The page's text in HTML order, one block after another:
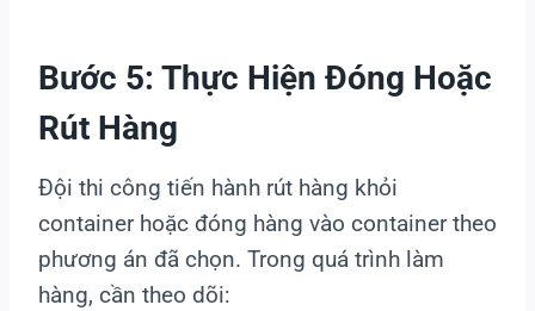
Bước 5: Thực Hiện Đóng Hoặc
Rút Hàng
Đội thi công tiến hành rút hàng khỏi
container hoặc đóng hàng vào container theo
phương án đã chọn. Trong quá trình làm
hàng, cần theo dõi: